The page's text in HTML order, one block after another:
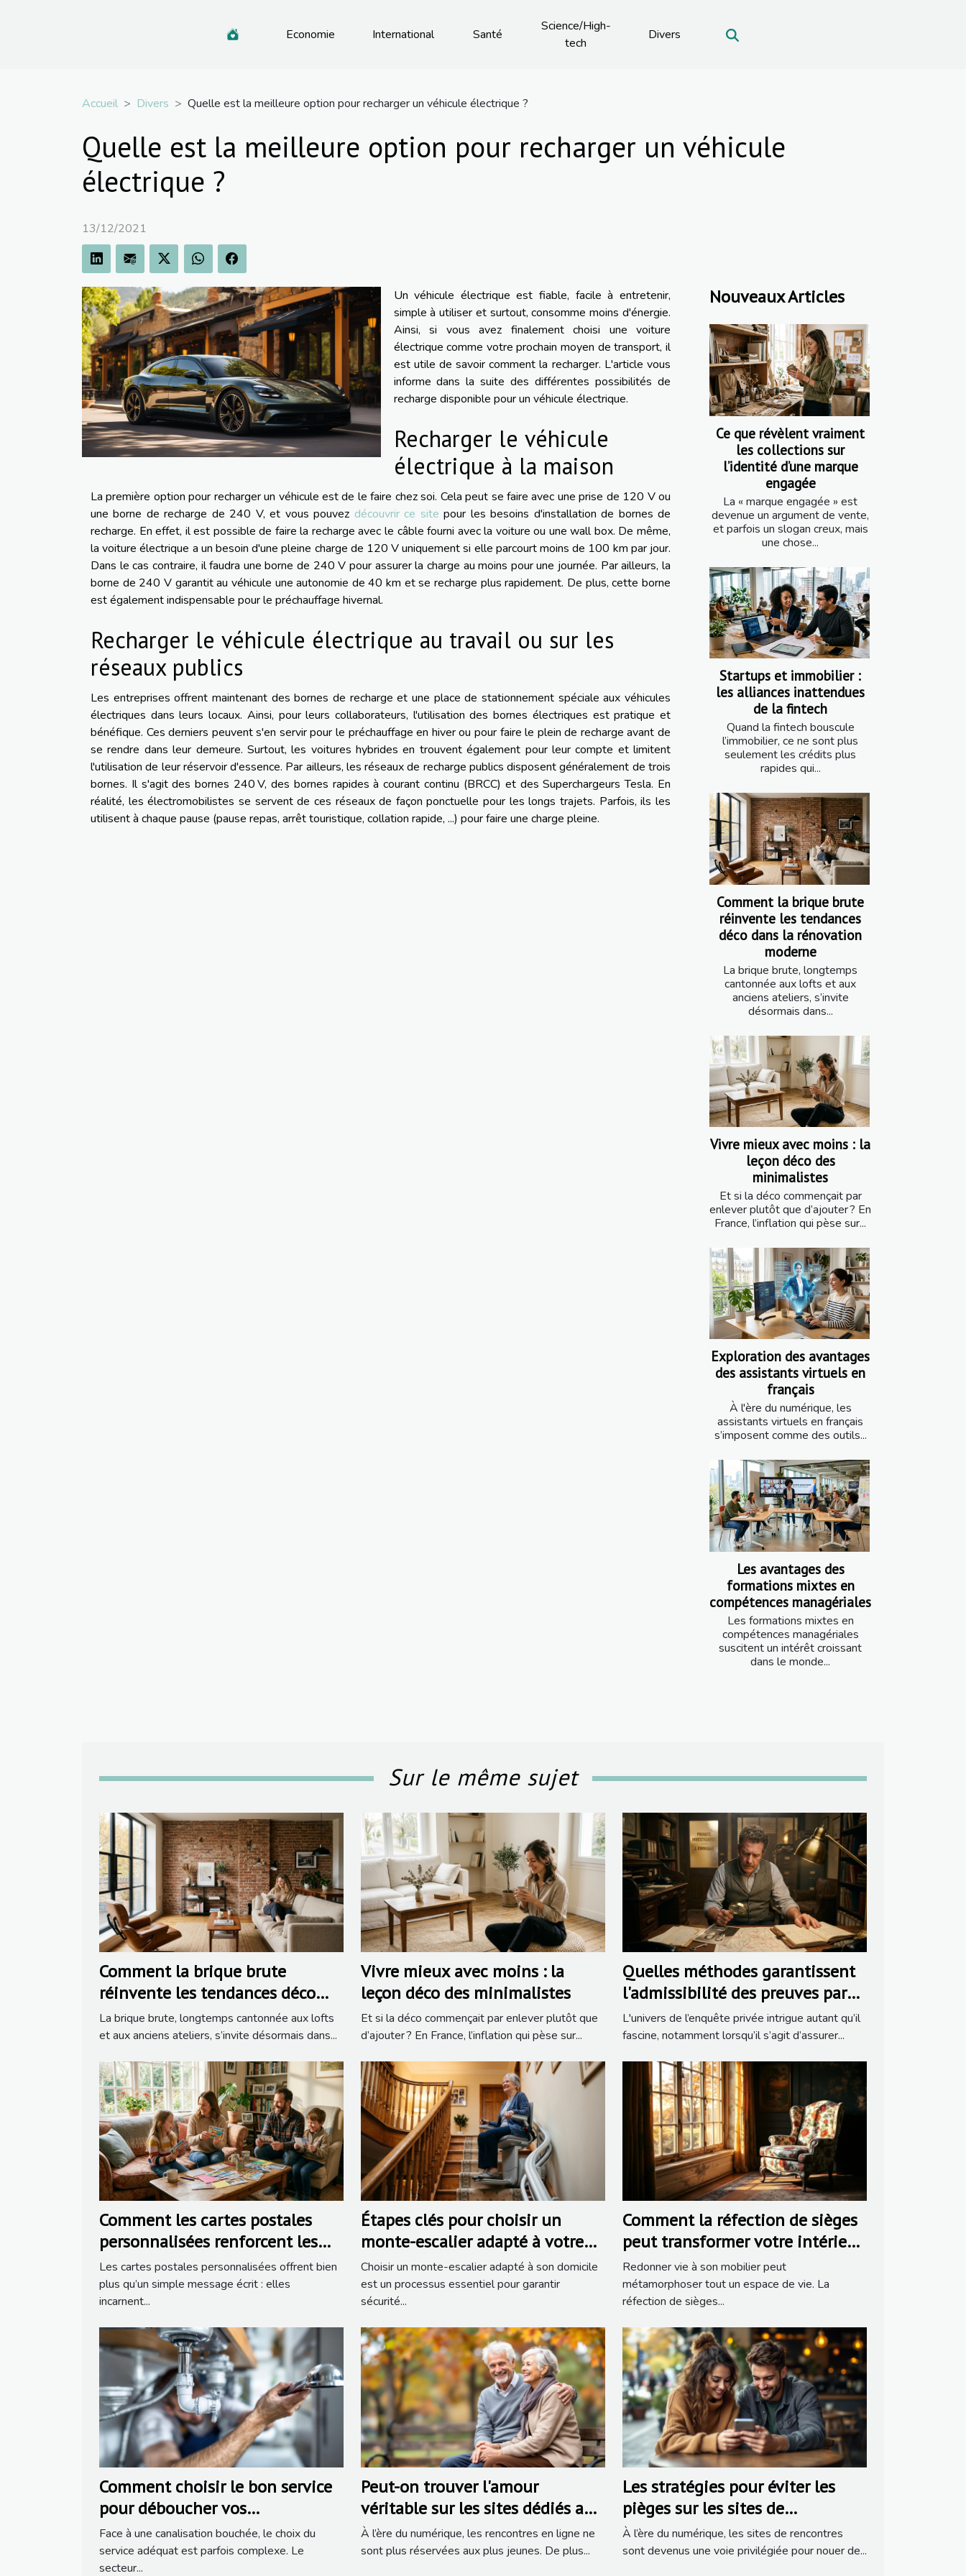
Economie International Santé
Science/High-
tech
Divers
Accueil Divers Quelle est la meilleure option pour recharger un véhicule électrique ?
Quelle est la meilleure option pour recharger un véhicule
électrique ?
13/12/2021
Un véhicule électrique est fiable, facile à entretenir,
simple à utiliser et surtout, consomme moins d'énergie.
Ainsi, si vous avez finalement choisi une voiture
électrique comme votre prochain moyen de transport, il
est utile de savoir comment la recharger. L'article vous
informe dans la suite des différentes possibilités de
recharge disponible pour un véhicule électrique.
Recharger le véhicule
électrique à la maison
La première option pour recharger un véhicule est de le faire chez soi. Cela peut se faire avec une prise de 120 V ou
une borne de recharge de 240 V, et vous pouvez découvrir ce site pour les besoins d'installation de bornes de
recharge. En effet, il est possible de faire la recharge avec le câble fourni avec la voiture ou une wall box. De même,
la voiture électrique a un besoin d'une pleine charge de 120 V uniquement si elle parcourt moins de 100 km par jour.
Dans le cas contraire, il faudra une borne de 240 V pour assurer la charge au moins pour une journée. Par ailleurs, la
borne de 240 V garantit au véhicule une autonomie de 40 km et se recharge plus rapidement. De plus, cette borne
est également indispensable pour le préchauffage hivernal.
Recharger le véhicule électrique au travail ou sur les
réseaux publics
Les entreprises offrent maintenant des bornes de recharge et une place de stationnement spéciale aux véhicules
électriques dans leurs locaux. Ainsi, pour leurs collaborateurs, l'utilisation des bornes électriques est pratique et
bénéfique. Ces derniers peuvent s'en servir pour le préchauffage en hiver ou pour faire le plein de recharge avant de
se rendre dans leur demeure. Surtout, les voitures hybrides en trouvent également pour leur compte et limitent
l'utilisation de leur réservoir d'essence. Par ailleurs, les réseaux de recharge publics disposent généralement de trois
bornes. Il s'agit des bornes 240 V, des bornes rapides à courant continu (BRCC) et des Superchargeurs Tesla. En
réalité, les électromobilistes se servent de ces réseaux de façon ponctuelle pour les longs trajets. Parfois, ils les
utilisent à chaque pause (pause repas, arrêt touristique, collation rapide, ...) pour faire une charge pleine.
Nouveaux Articles
Ce que révèlent vraiment
les collections sur
l’identité d’une marque
engagée
La « marque engagée » est
devenue un argument de vente,
et parfois un slogan creux, mais
une chose...
Startups et immobilier :
les alliances inattendues
de la fintech
Quand la fintech bouscule
l’immobilier, ce ne sont plus
seulement les crédits plus
rapides qui...
Comment la brique brute
réinvente les tendances
déco dans la rénovation
moderne
La brique brute, longtemps
cantonnée aux lofts et aux
anciens ateliers, s’invite
désormais dans...
Vivre mieux avec moins : la
leçon déco des
minimalistes
Et si la déco commençait par
enlever plutôt que d’ajouter ? En
France, l’inflation qui pèse sur...
Exploration des avantages
des assistants virtuels en
français
À l'ère du numérique, les
assistants virtuels en français
s’imposent comme des outils...
Les avantages des
formations mixtes en
compétences managériales
Les formations mixtes en
compétences managériales
suscitent un intérêt croissant
dans le monde...
Sur le même sujet
Comment la brique brute
réinvente les tendances déco
dans la rénovation moderne
La brique brute, longtemps cantonnée aux lofts
et aux anciens ateliers, s’invite désormais dans...
Vivre mieux avec moins : la
leçon déco des minimalistes
Et si la déco commençait par enlever plutôt que
d’ajouter ? En France, l’inflation qui pèse sur...
Quelles méthodes garantissent
l'admissibilité des preuves par
un détective ?
L'univers de l’enquête privée intrigue autant qu’il
fascine, notamment lorsqu’il s’agit d’assurer...
Comment les cartes postales
personnalisées renforcent les
liens familiaux ?
Les cartes postales personnalisées offrent bien
plus qu’un simple message écrit : elles
incarnent...
Étapes clés pour choisir un
monte-escalier adapté à votre
domicile
Choisir un monte-escalier adapté à son domicile
est un processus essentiel pour garantir
sécurité...
Comment la réfection de sièges
peut transformer votre intérieur
?
Redonner vie à son mobilier peut
métamorphoser tout un espace de vie. La
réfection de sièges...
Comment choisir le bon service
pour déboucher vos
canalisations ?
Face à une canalisation bouchée, le choix du
service adéquat est parfois complexe. Le
secteur...
Peut-on trouver l'amour
véritable sur les sites dédiés aux
seniors ?
À l’ère du numérique, les rencontres en ligne ne
sont plus réservées aux plus jeunes. De plus...
Les stratégies pour éviter les
pièges sur les sites de
rencontres populaires
À l’ère du numérique, les sites de rencontres
sont devenus une voie privilégiée pour nouer de...